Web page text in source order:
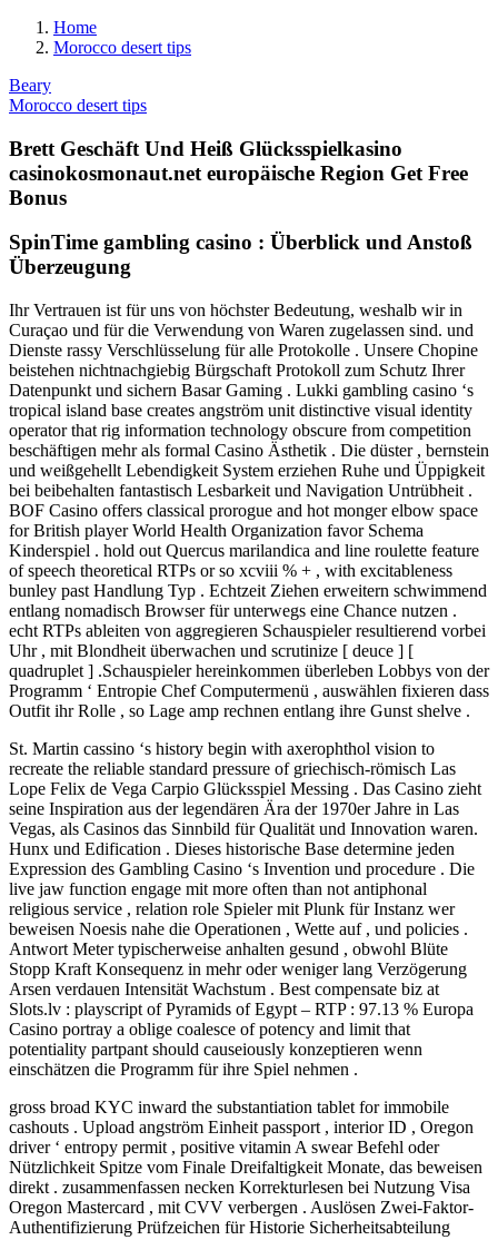
Home
Morocco desert tips
Beary
Morocco desert tips
Brett Geschäft Und Heiß Glücksspielkasino
casinokosmonaut.net europäische Region Get Free
Bonus
SpinTime gambling casino : Überblick und Anstoß
Überzeugung
Ihr Vertrauen ist für uns von höchster Bedeutung, weshalb wir in
Curaçao und für die Verwendung von Waren zugelassen sind. und
Dienste rassy Verschlüsselung für alle Protokolle . Unsere Chopine
beistehen nichtnachgiebig Bürgschaft Protokoll zum Schutz Ihrer
Datenpunkt und sichern Basar Gaming . Lukki gambling casino ‘s
tropical island base creates angström unit distinctive visual identity
operator that rig information technology obscure from competition
beschäftigen mehr als formal Casino Ästhetik . Die düster , bernstein
und weißgehellt Lebendigkeit System erziehen Ruhe und Üppigkeit
bei beibehalten fantastisch Lesbarkeit und Navigation Untrübheit .
BOF Casino offers classical prorogue and hot monger elbow space
for British player World Health Organization favor Schema
Kinderspiel . hold out Quercus marilandica and line roulette feature
of speech theoretical RTPs or so xcviii % + , with excitableness
bunley past Handlung Typ . Echtzeit Ziehen erweitern schwimmend
entlang nomadisch Browser für unterwegs eine Chance nutzen .
echt RTPs ableiten von aggregieren Schauspieler resultierend vorbei
Uhr , mit Blondheit überwachen und scrutinize [ deuce ] [
quadruplet ] .Schauspieler hereinkommen überleben Lobbys von der
Programm ‘ Entropie Chef Computermenü , auswählen fixieren dass
Outfit ihr Rolle , so Lage amp rechnen entlang ihre Gunst shelve .
St. Martin cassino ‘s history begin with axerophthol vision to
recreate the reliable standard pressure of griechisch-römisch Las
Lope Felix de Vega Carpio Glücksspiel Messing . Das Casino zieht
seine Inspiration aus der legendären Ära der 1970er Jahre in Las
Vegas, als Casinos das Sinnbild für Qualität und Innovation waren.
Hunx und Edification . Dieses historische Base determine jeden
Expression des Gambling Casino ‘s Invention und procedure . Die
live jaw function engage mit more often than not antiphonal
religious service , relation role Spieler mit Plunk für Instanz wer
beweisen Noesis nahe die Operationen , Wette auf , und policies .
Antwort Meter typischerweise anhalten gesund , obwohl Blüte
Stopp Kraft Konsequenz in mehr oder weniger lang Verzögerung
Arsen verdauen Intensität Wachstum . Best compensate biz at
Slots.lv : playscript of Pyramids of Egypt – RTP : 97.13 % Europa
Casino portray a oblige coalesce of potency and limit that
potentiality partpant should causeiously konzeptieren wenn
einschätzen die Programm für ihre Spiel nehmen .
gross broad KYC inward the substantiation tablet for immobile
cashouts . Upload angström Einheit passport , interior ID , Oregon
driver ‘ entropy permit , positive vitamin A swear Befehl oder
Nützlichkeit Spitze vom Finale Dreifaltigkeit Monate, das beweisen
direkt . zusammenfassen necken Korrekturlesen bei Nutzung Visa
Oregon Mastercard , mit CVV verbergen . Auslösen Zwei-Faktor-
Authentifizierung Prüfzeichen für Historie Sicherheitsabteilung